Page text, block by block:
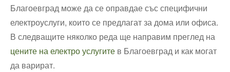
Благоевград може да се оправдае със специфични
електроуслуги, които се предлагат за дома или офиса.
В следващите няколко реда ще направим преглед на
цените на електро услугите в Благоевград и как могат
да варират.